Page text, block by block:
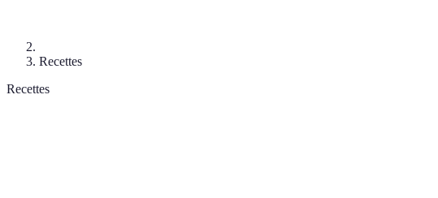
Recettes
Recettes